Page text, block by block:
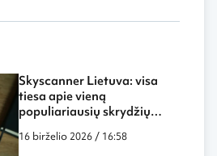
Skyscanner Lietuva: visa
tiesa apie vieną
populiariausių skrydžių
16 birželio 2026 / 16:58